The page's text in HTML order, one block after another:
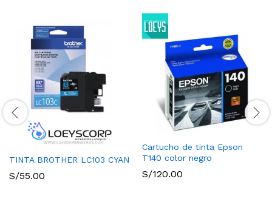
TINTA BROTHER LC103 CYAN
S/55.00
Cartucho de tinta Epson
T140 color negro
S/120.00